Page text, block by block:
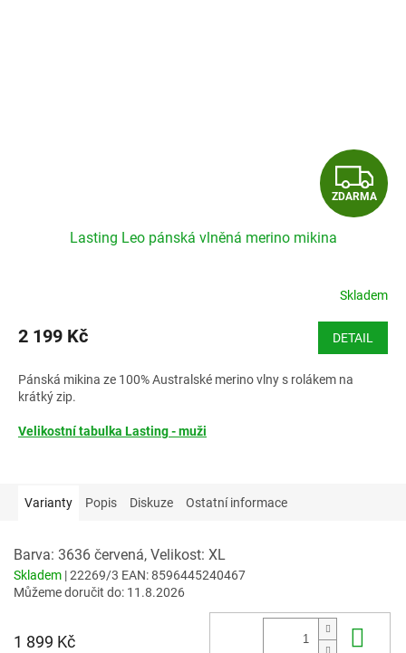
Z
D
R
M
A
ZDARMA
Lasting Leo pánská vlněná merino mikina
Skladem
2 199 Kč DETAIL
Pánská mikina ze 100% Australské merino vlny s rolákem na
krátký zip.
Velikostní tabulka Lasting - muži
Varianty Popis Diskuze Ostatní informace
Barva: 3636 červená, Velikost: XL
Skladem | 22269/3 EAN:8596445240467
Můžeme doručit do: 11.8.2026
1 899 Kč